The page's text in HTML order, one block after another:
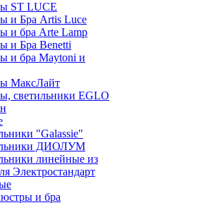
ST LUCE
и Бра Artis Luce
и бра Arte Lamp
и Бра Benetti
и бра Maytoni и
МаксЛайт
светильники EGLO
"Galassie"
ДИОЛУМ
линейные из
Электростандарт
и бра